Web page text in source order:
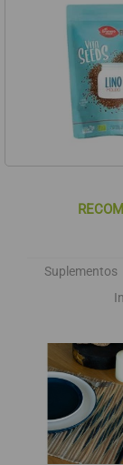
Suplementos